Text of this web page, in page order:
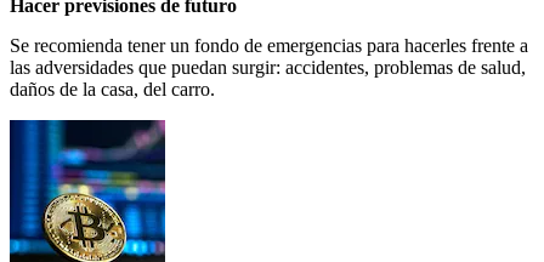
Hacer previsiones de futuro
Se recomienda tener un fondo de emergencias para hacerles frente a
las adversidades que puedan surgir: accidentes, problemas de salud,
daños de la casa, del carro.